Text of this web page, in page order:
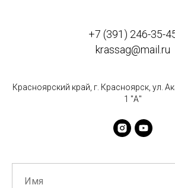
+7 (391) 246-35-
krassag@mail.ru
Красноярский край, г. Красноярск, ул.
1 "А"